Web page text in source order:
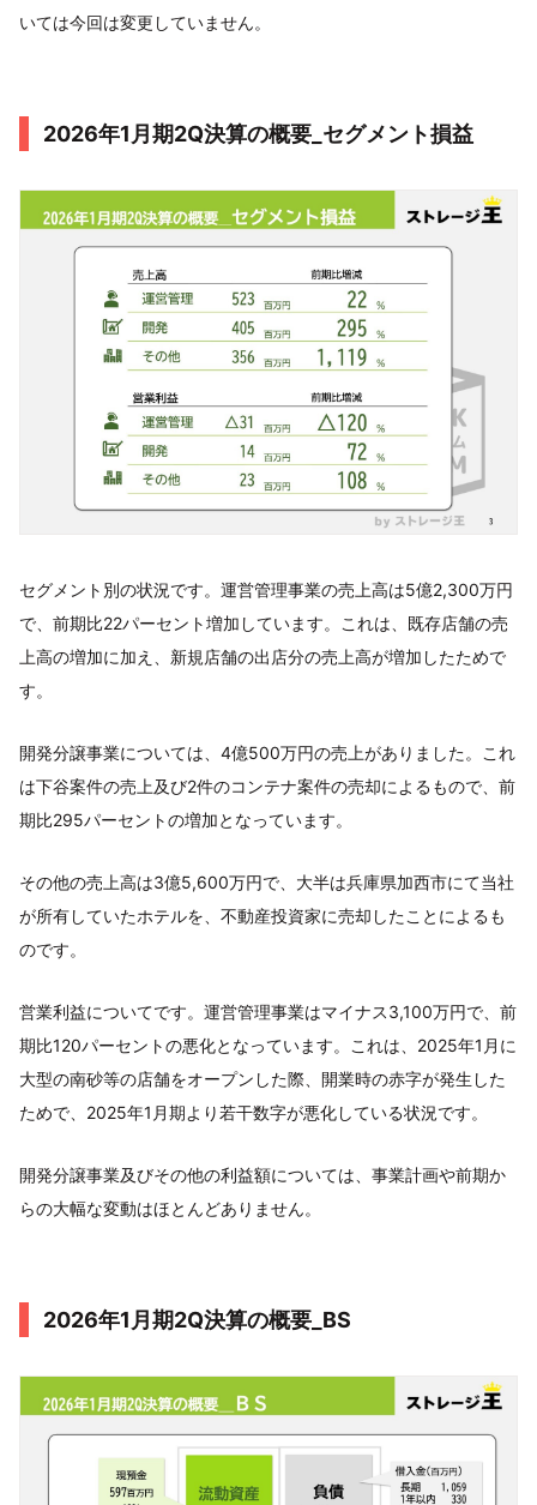
いては今回は変更していません。
2026年1月期2Q決算の概要_セグメント損益
セグメント別の状況です。運営管理事業の売上高は5億2,300万円
で、前期比22パーセント増加しています。これは、既存店舗の売
上高の増加に加え、新規店舗の出店分の売上高が増加したためで
す。
開発分譲事業については、4億500万円の売上がありました。これ
は下谷案件の売上及び2件のコンテナ案件の売却によるもので、前
期比295パーセントの増加となっています。
その他の売上高は3億5,600万円で、大半は兵庫県加西市にて当社
が所有していたホテルを、不動産投資家に売却したことによるも
のです。
営業利益についてです。運営管理事業はマイナス3,100万円で、前
期比120パーセントの悪化となっています。これは、2025年1月に
大型の南砂等の店舗をオープンした際、開業時の赤字が発生した
ためで、2025年1月期より若干数字が悪化している状況です。
開発分譲事業及びその他の利益額については、事業計画や前期か
らの大幅な変動はほとんどありません。
2026年1月期2Q決算の概要_BS